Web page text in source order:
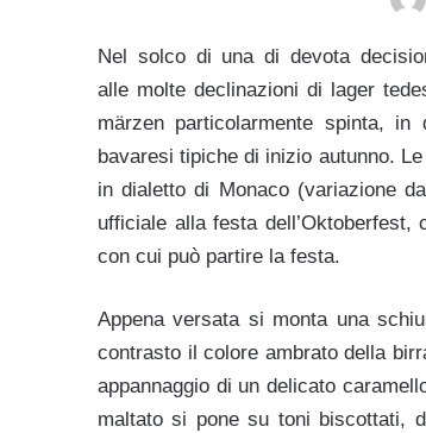
Nel solco di una di devota
alle molte declinazioni di lager
märzen particolarmente spinta,
bavaresi tipiche di inizio autunno.
in dialetto di Monaco (variazione
ufficiale alla festa
con cui può partire la festa.
Appena versata si monta una
contrasto il colore ambrato della
appannaggio di un delicato
maltato si pone su toni biscottati,